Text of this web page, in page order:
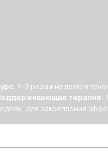
: 1–2 раза в неделю в
терапия:
для закрепления